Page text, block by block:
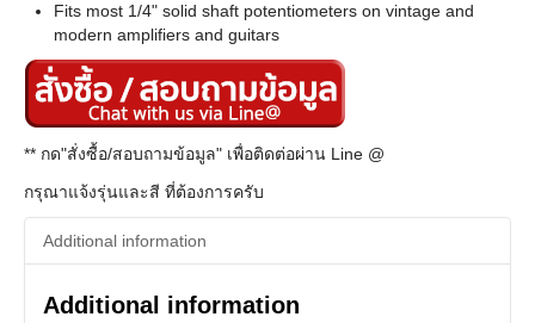
Fits most 1/4" solid shaft potentiometers on vintage and
modern amplifiers and guitars
** กด"สั่งซื้อ/สอบถามข้อมูล" เพื่อติดต่อผ่าน Line @
กรุณาแจ้งรุ่นและสี ที่ต้องการครับ
Additional information
Additional information